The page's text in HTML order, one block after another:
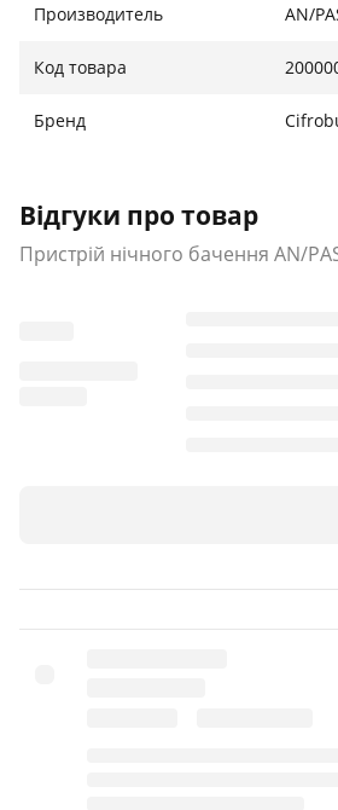
системи, які монтуються на
зброї.
Як «сімейство» збройових
13c(V)1 (LWTS) призначений для
серій M16 і M4, а також для легкої
Производитель AN/
Код товара
Бренд
Відгуки про товар
Пристрій нічного бачення AN/